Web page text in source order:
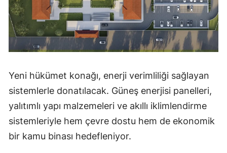
Yeni hükümet konağı, enerji verimliliği sağlayan
sistemlerle donatılacak. Güneş enerjisi panelleri,
yalıtımlı yapı malzemeleri ve akıllı iklimlendirme
sistemleriyle hem çevre dostu hem de ekonomik
bir kamu binası hedefleniyor.